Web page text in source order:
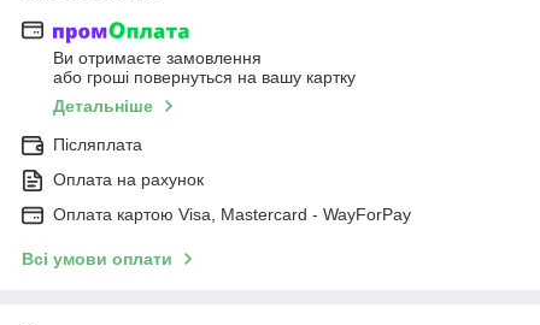
Ви отримаєте замовлення
або гроші повернуться на вашу картку
Детальніше
Післяплата
Оплата на рахунок
Оплата картою Visa, Mastercard - WayForPay
Всі умови оплати